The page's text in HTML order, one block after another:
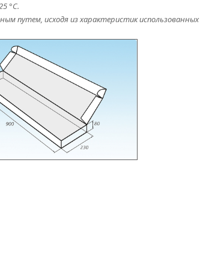
°С.
путем, исходя из характеристик использованных